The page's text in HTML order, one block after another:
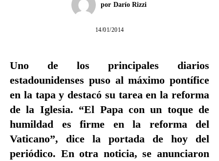
por Darío Rizzi
14/01/2014
Uno de los principales diarios
estadounidenses puso al máximo pontífice
en la tapa y destacó su tarea en la reforma
de la Iglesia. “El Papa con un toque de
humildad es firme en la reforma del
Vaticano”, dice la portada de hoy del
periódico. En otra noticia, se anunciaron